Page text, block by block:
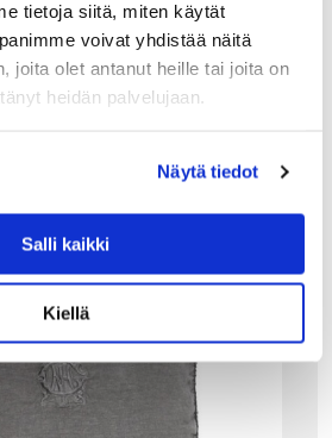
tietoja siitä, miten käytät
voivat yhdistää näitä
joita olet antanut heille tai joita on
heidän palvelujaan.
Näytä tiedot
Salli kaikki
Kiellä